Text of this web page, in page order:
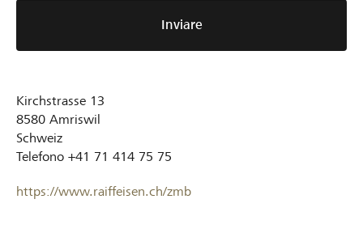
Inviare
Kirchstrasse 13
8580 Amriswil
Schweiz
Telefono +41 71 414 75 75
https://www.raiffeisen.ch/zmb